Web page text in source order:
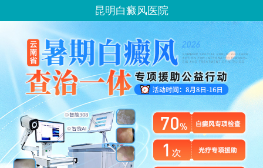
昆明白癜风医院